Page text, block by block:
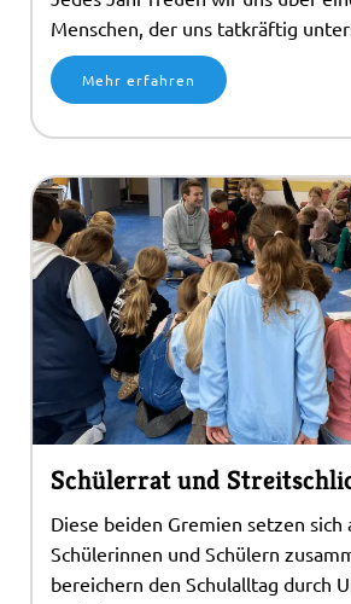
Menschen, der uns tatkräftig
Mehr erfahren
Schülerrat und
Diese beiden Gremien setzen
Schülerinnen und Schülern
bereichern den Schulalltag durch